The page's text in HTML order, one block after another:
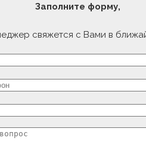
Заполните форму,
свяжется с Вами в